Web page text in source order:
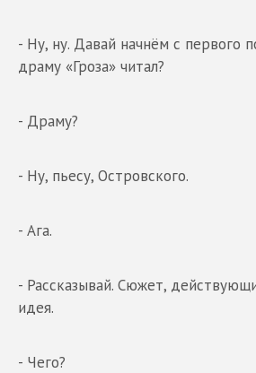
- Ну, ну. Давай начнём с первого
драму «Гроза» читал?
- Драму?
- Ну, пьесу, Островского.
- Ага.
- Рассказывай. Сюжет,
идея.
- Чего?